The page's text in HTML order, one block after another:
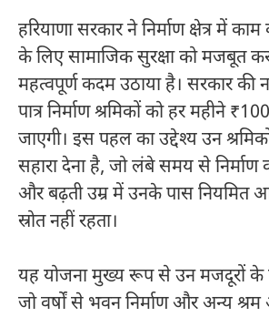
हरियाणा सरकार ने निर्माण क्षेत्र में
के लिए सामाजिक सुरक्षा को मजबूत
महत्वपूर्ण कदम उठाया है। सरकार की
पात्र निर्माण श्रमिकों को हर महीने
जाएगी। इस पहल का उद्देश्य उन
सहारा देना है, जो लंबे समय से निर्माण
और बढ़ती उम्र में उनके पास नियमित
स्रोत नहीं रहता।
यह योजना मुख्य रूप से उन मजदूरों के
जो वर्षों से भवन निर्माण और अन्य श्रम